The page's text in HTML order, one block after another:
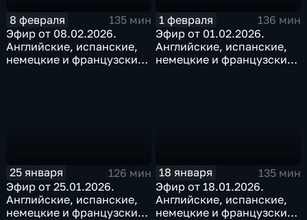
8 февраля
135 мин
Эфир от 08.02.2026.
Английские, испанские,
немецкие и французские
1 февраля
136 мин
Эфир от 01.02.2026.
Английские, испанские,
немецкие и французские
25 января
126 мин
Эфир от 25.01.2026.
Английские, испанские,
немецкие и французские
18 января
135 мин
Эфир от 18.01.2026.
Английские, испанские,
немецкие и французские